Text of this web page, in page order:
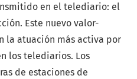
en el telediario: el
Este nuevo valor-
la atuación más activa por
los telediarios. Los
de estaciones de